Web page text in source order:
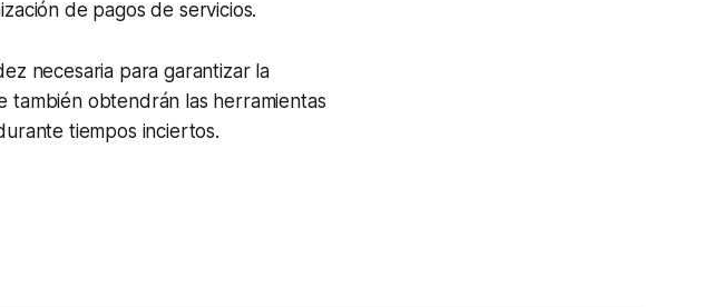
de pagos de servicios.
necesaria para garantizar la
también obtendrán las herramientas
tiempos inciertos.